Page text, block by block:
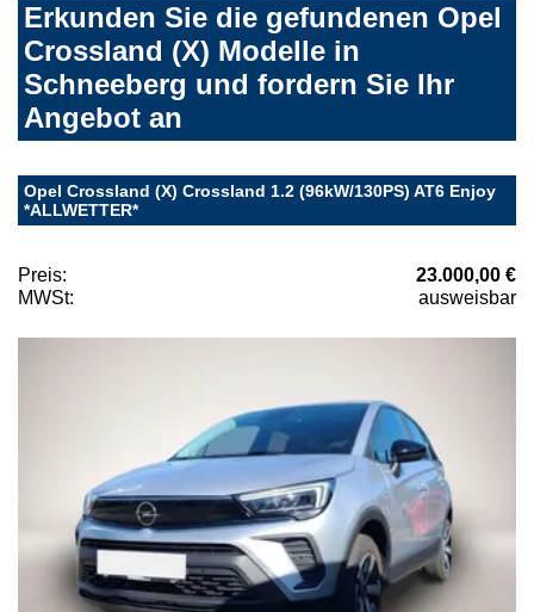
Erkunden Sie die gefundenen Opel
Crossland (X) Modelle in
Schneeberg und fordern Sie Ihr
Angebot an
Opel Crossland (X) Crossland 1.2 (96kW/130PS) AT6 Enjoy
*ALLWETTER*
Preis:
23.000,00 €
MWSt:
ausweisbar